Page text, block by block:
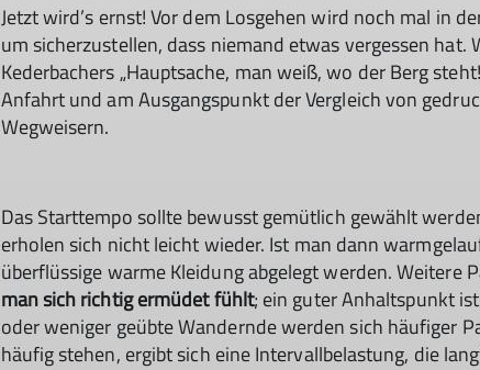
Jetzt wird’s ernst! Vor dem Losgehen wird noch mal in
um sicherzustellen, dass niemand etwas vergessen
Kederbachers „Hauptsache, man weiß, wo der Berg
Anfahrt und am Ausgangspunkt der Vergleich von
Wegweisern.
Das Starttempo sollte bewusst gemütlich gewählt
erholen sich nicht leicht wieder. Ist man dann
überflüssige warme Kleidung abgelegt werden. Weitere
man sich richtig ermüdet fühlt; ein guter Anhaltspunkt
oder weniger geübte Wandernde werden sich häufiger
häufig stehen, ergibt sich eine Intervallbelastung, die